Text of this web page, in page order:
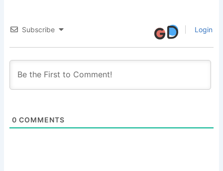
Subscribe Login
0 COMMENTS